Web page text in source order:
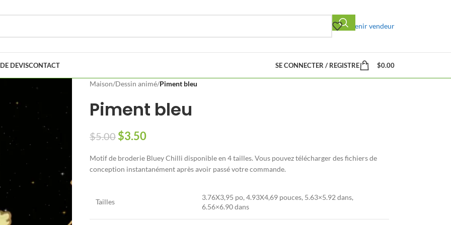
Devenir vendeur
DEVISCONTACT SE CONNECTER / REGISTRE $0.00
Maison/Dessin animé/Piment bleu
Piment bleu
$5.00 $3.50
Motif de broderie Bluey Chilli disponible en 4 tailles. Vous pouvez télécharger des fichiers de
conception instantanément après avoir passé votre commande.
Tailles
3.76X3,95 po, 4.93X4,69 pouces, 5.63×5.92 dans,
6.56×6.90 dans